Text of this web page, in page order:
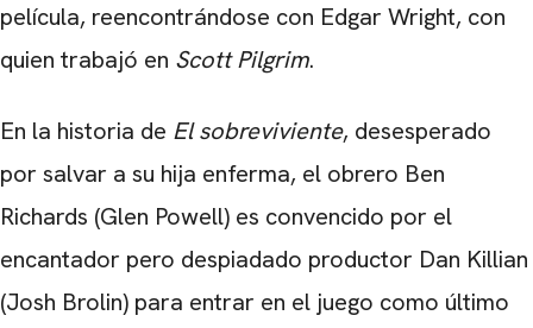
película, reencontrándose con Edgar Wright, con
quien trabajó en Scott Pilgrim.
En la historia de El sobreviviente, desesperado
por salvar a su hija enferma, el obrero Ben
Richards (Glen Powell) es convencido por el
encantador pero despiadado productor Dan Killian
(Josh Brolin) para entrar en el juego como último